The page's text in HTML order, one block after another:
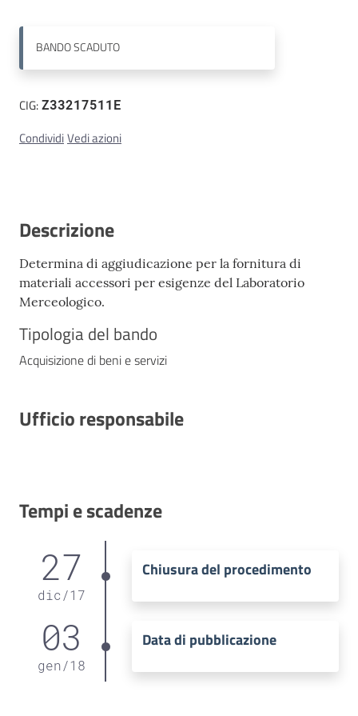
BANDOSCADUTO
CIG:Z33217511E
CondividiVedi azioni
Descrizione
Determina di aggiudicazione per la fornitura di
materiali accessori per esigenze del Laboratorio
Merceologico.
Tipologia del bando
Acquisizione di beni e servizi
Ufficio responsabile
Tempi e scadenze
27
dic /17
Chiusura del procedimento
03
gen/18
Data di pubblicazione